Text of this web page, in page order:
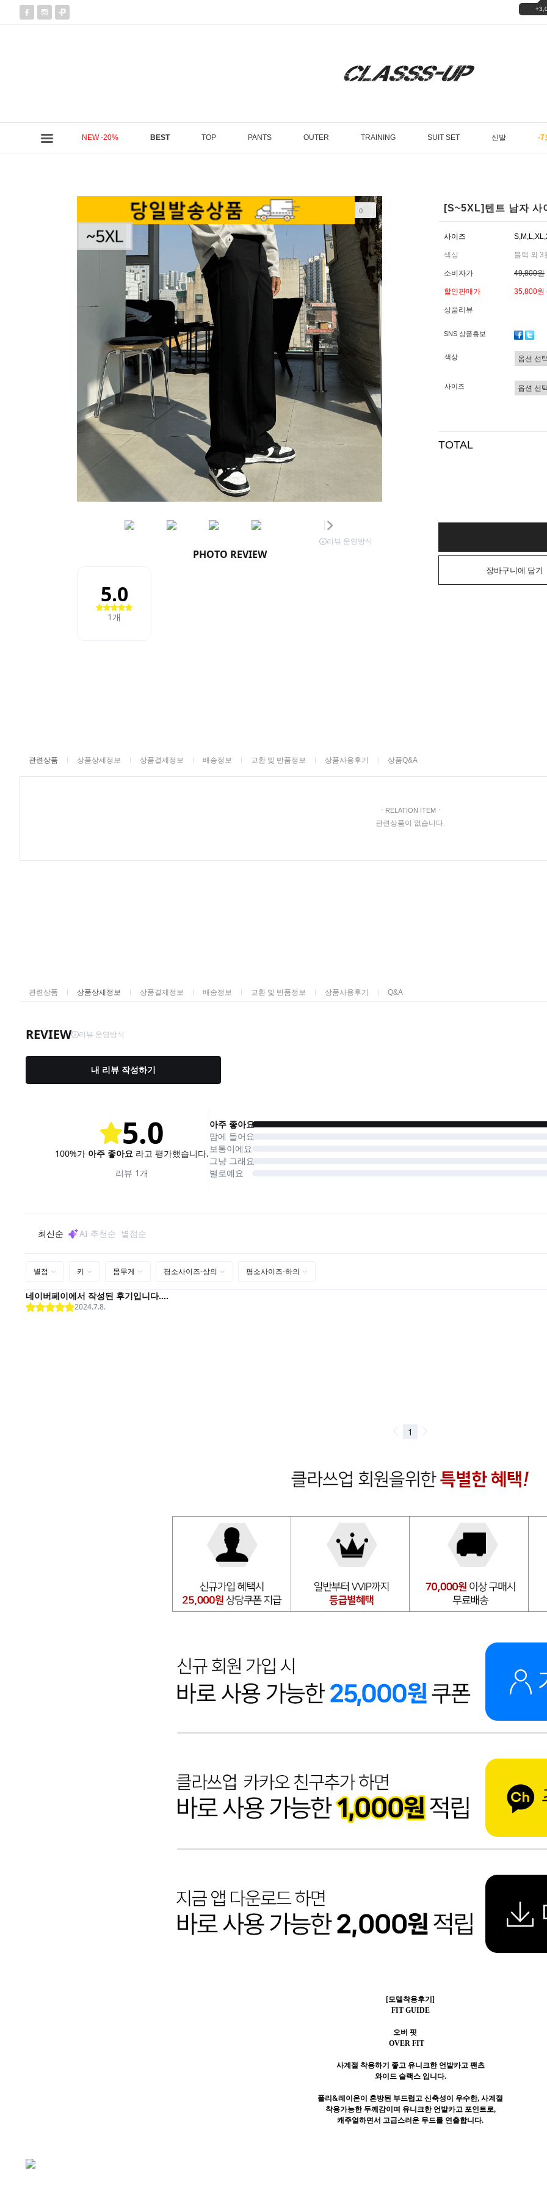
NEW -20% BEST TOP PANTS OUTER TRAINING SUIT SET 신발 -7
0 [S~5XL]텐트 남자 사
사이즈
색상 블랙 외 3
소비자가 49,800원
할인판매가 35,800원
상품리뷰
SNS 상품홍보
색상
사이즈
TOTAL
장바구니에 담기
관련상품 상품상세정보 상품결제정보 배송정보 교환 및 반품정보 상품사용후기 상품Q&A
ㆍ RELATION ITEMㆍ
관련상품이 없습니다.
관련상품 상품상세정보 상품결제정보 배송정보 교환 및 반품정보 상품사용후기 Q&A
[모델착용후기]
FIT GUIDE
오버 핏
OVER FIT
사계절 착용하기 좋고 유니크한 언발카고 팬츠
와이드 슬랙스 입니다.
폴리&레이온이 혼방된 부드럽고 신축성이 우수한, 사계절
착용가능한 두께감이며 유니크한 언발카고 포인트로,
캐주얼하면서 고급스러운 무드를 연출합니다.